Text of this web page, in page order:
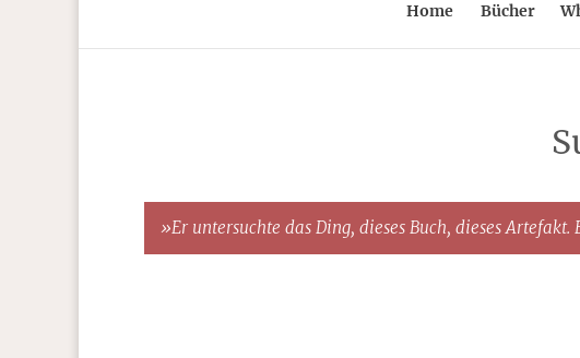
Home Bücher
»Er untersuchte das Ding, dieses Buch, dieses